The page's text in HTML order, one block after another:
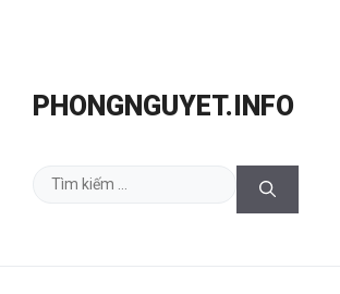
PHONGNGUYET.INFO
Tìm